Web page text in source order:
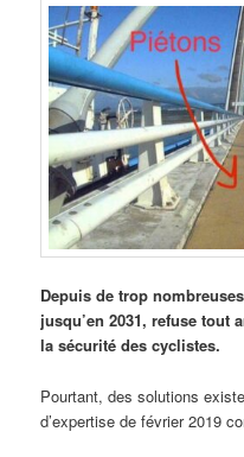
Depuis de trop
jusqu’en 2031, refuse tout
la sécurité des cyclistes.
Pourtant, des solutions
d’expertise de février 2019